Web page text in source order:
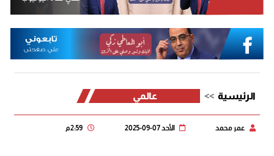
الرئيسية عالمي
عمر محمد الأحد 07-09-2025 2:59 م